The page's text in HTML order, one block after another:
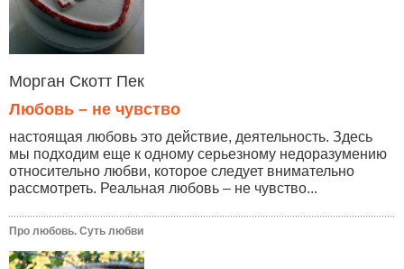
Морган Скотт Пек
Любовь – не чувство
настоящая любовь это действие, деятельность. Здесь
мы подходим еще к одному серьезному недоразумению
относительно любви, которое следует внимательно
рассмотреть. Реальная любовь – не чувство...
Про любовь. Суть любви